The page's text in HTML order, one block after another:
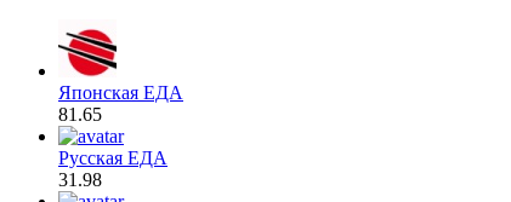
Японская ЕДА
81.65
Русская ЕДА
31.98